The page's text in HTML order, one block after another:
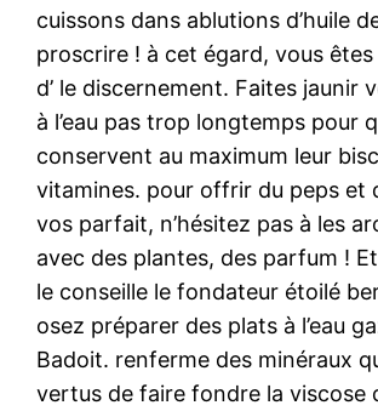
cuissons dans ablutions d’huile
proscrire ! à cet égard, vous
d’ le discernement. Faites jaunir
à l’eau pas trop longtemps pour
conservent au maximum leur
vitamines. pour offrir du peps et
vos parfait, n’hésitez pas à les
avec des plantes, des parfum !
le conseille le fondateur étoilé
osez préparer des plats à l’eau
Badoit. renferme des minéraux
vertus de faire fondre la viscose